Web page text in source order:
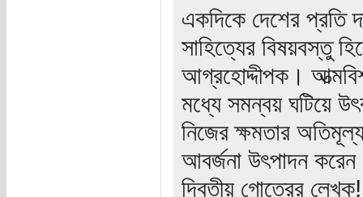
একদিকে দেশের প্রতি
সাহিত্যের বিষয়বস্তু
আগ্রহোদ্দীপক।
মধ্যে সমন্বয় ঘটিয়ে
নিজের ক্ষমতার
আবর্জনা উৎপাদন
দ্বিতীয় গোত্রের লেখক!